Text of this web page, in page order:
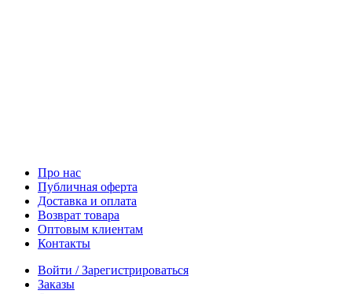
Про нас
Публичная оферта
Доставка и оплата
Возврат товара
Оптовым клиентам
Контакты
Войти / Зарегистрироваться
Заказы